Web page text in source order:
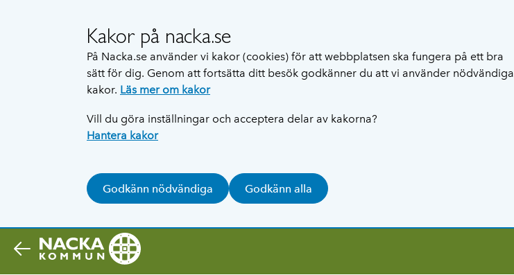
Kakor på nacka.se
På Nacka.se använder vi kakor (cookies) för att webbplatsen ska fungera på ett bra
sätt för dig. Genom att fortsätta ditt besök godkänner du att vi använder nödvändiga
kakor. Läs mer om kakor
Vill du göra inställningar och acceptera delar av kakorna?
Hantera kakor
Godkänn nödvändiga Godkänn alla